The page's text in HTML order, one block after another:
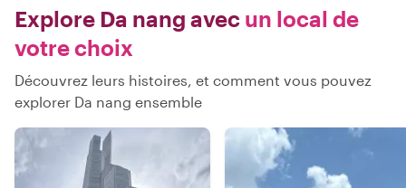
Explore Da nang avec un local de
votre choix
Découvrez leurs histoires, et comment vous pouvez
explorer Da nang ensemble